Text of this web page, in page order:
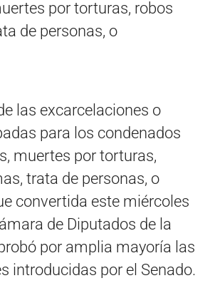
por torturas, robos
de personas, o
las excarcelaciones o
para los condenados
muertes por torturas,
trata de personas, o
convertida este miércoles
de Diputados de la
por amplia mayoría las
introducidas por el Senado.